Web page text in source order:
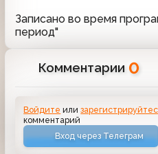
Записано во время
период"
Комментарии 0
Войдите или
комментарий
Вход через Телеграм